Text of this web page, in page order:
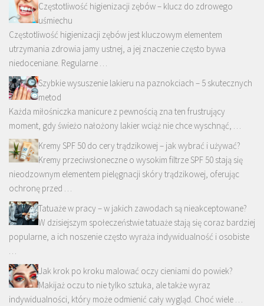
Częstotliwość higienizacji zębów – klucz do zdrowego
uśmiechu
Częstotliwość higienizacji zębów jest kluczowym elementem
utrzymania zdrowia jamy ustnej, a jej znaczenie często bywa
niedoceniane. Regularne …
Szybkie wysuszenie lakieru na paznokciach – 5 skutecznych
metod
Każda miłośniczka manicure z pewnością zna ten frustrujący
moment, gdy świeżo nałożony lakier wciąż nie chce wyschnąć, …
Kremy SPF 50 do cery trądzikowej – jak wybrać i używać?
Kremy przeciwsłoneczne o wysokim filtrze SPF 50 stają się
nieodzownym elementem pielęgnacji skóry trądzikowej, oferując
ochronę przed …
Tatuaże w pracy – w jakich zawodach są nieakceptowane?
W dzisiejszym społeczeństwie tatuaże stają się coraz bardziej
popularne, a ich noszenie często wyraża indywidualność i osobiste
…
Jak krok po kroku malować oczy cieniami do powiek?
Makijaż oczu to nie tylko sztuka, ale także wyraz
indywidualności, który może odmienić cały wygląd. Choć wiele …